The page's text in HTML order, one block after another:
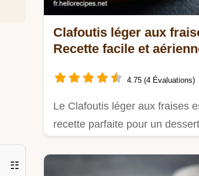
☷
Clafoutis léger aux
Recette facile et
4.75 (4 Évaluations)
Le Clafoutis léger aux fraises
recette parfaite pour un